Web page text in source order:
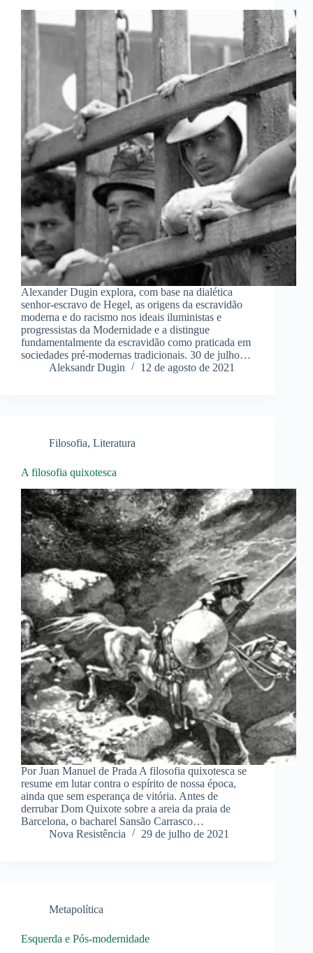
Alexander Dugin explora, com base na dialética
senhor-escravo de Hegel, as origens da escravidão
moderna e do racismo nos ideais iluministas e
progressistas da Modernidade e a distingue
fundamentalmente da escravidão como praticada em
sociedades pré-modernas tradicionais. 30 de julho…
Aleksandr Dugin
12 de agosto de 2021
Filosofia, Literatura
A filosofia quixotesca
Por Juan Manuel de Prada A filosofia quixotesca se
resume em lutar contra o espírito de nossa época,
ainda que sem esperança de vitória. Antes de
derrubar Dom Quixote sobre a areia da praia de
Barcelona, o bacharel Sansão Carrasco…
Nova Resistência
29 de julho de 2021
Metapolítica
Esquerda e Pós-modernidade